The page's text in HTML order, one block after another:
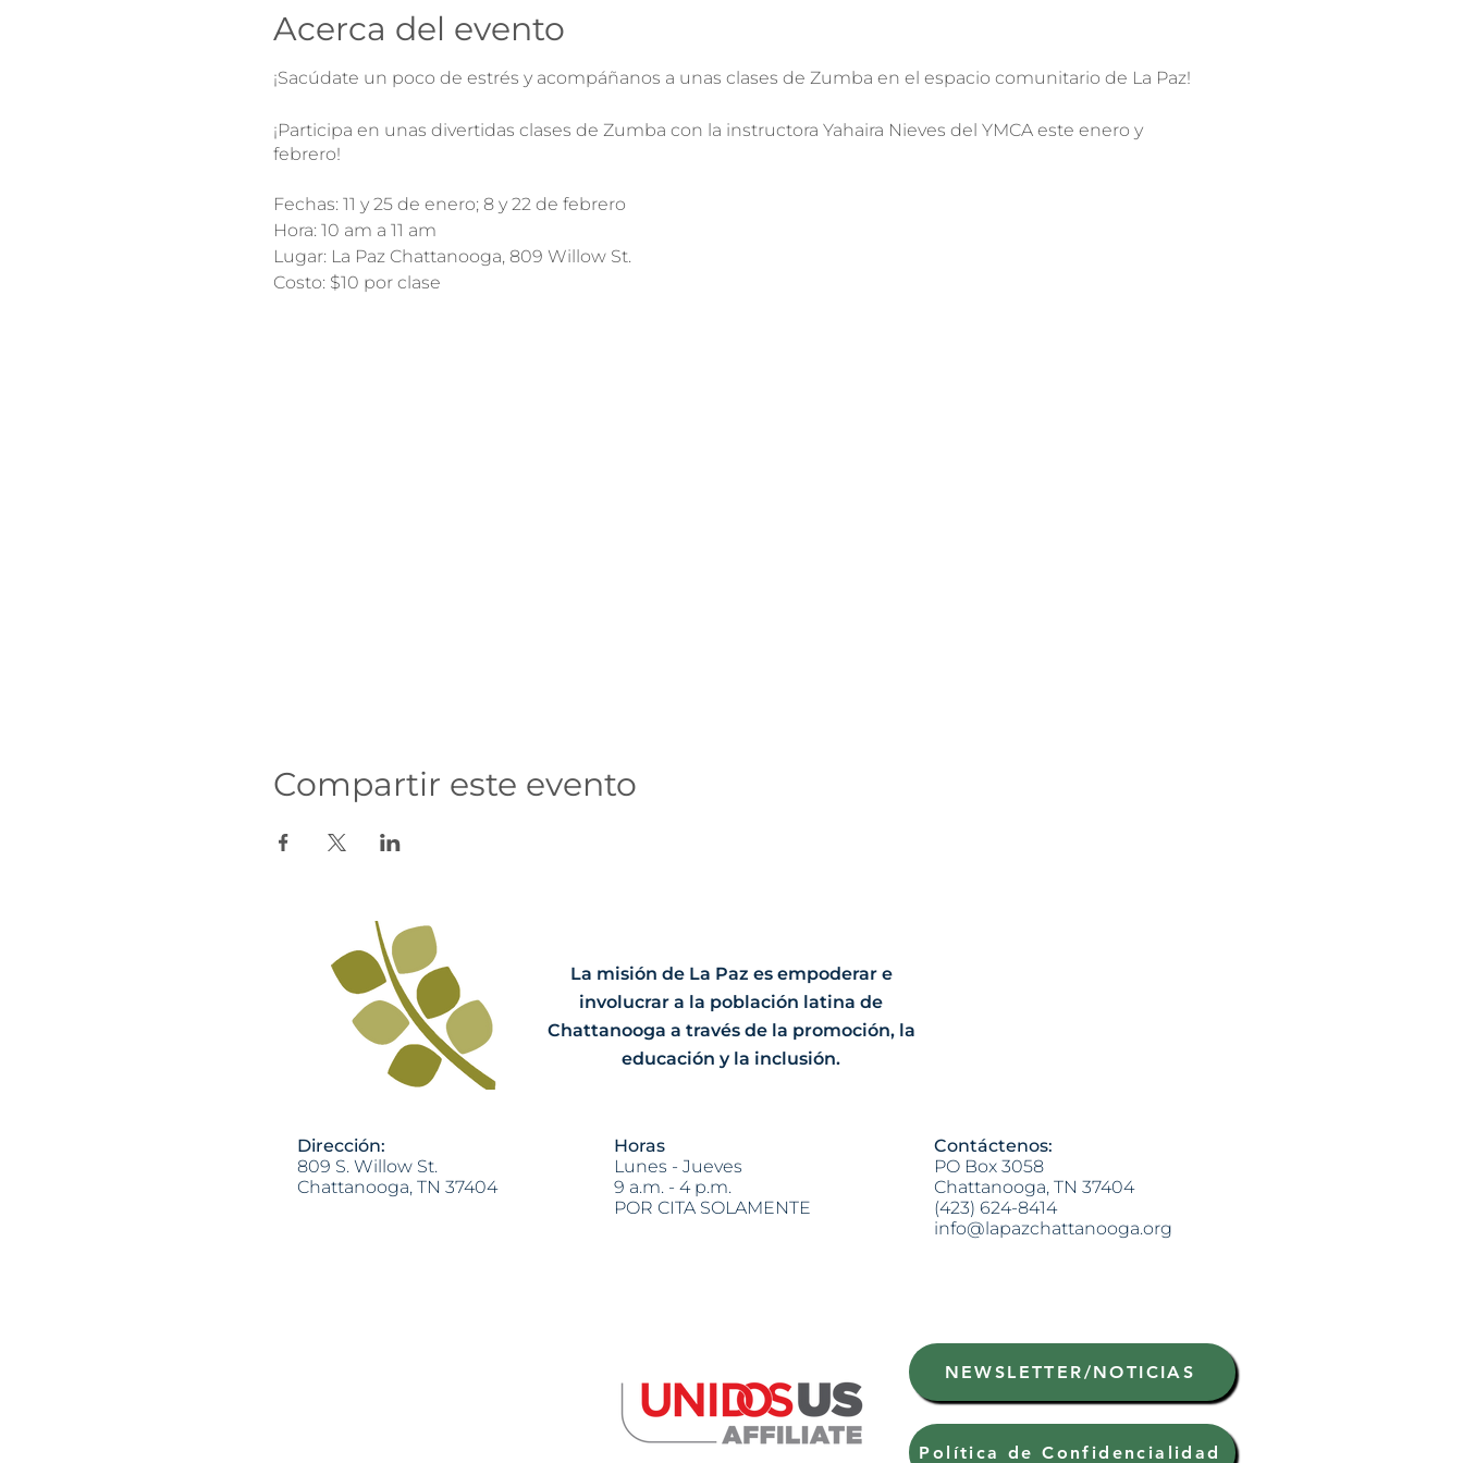
Acerca del evento
¡Sacúdate un poco de estrés y acompáñanos a unas clases de Zumba en el espacio comunitario de La Paz!
¡Participa en unas divertidas clases de Zumba con la instructora Yahaira Nieves del YMCA este enero y
febrero!
Fechas: 11 y 25 de enero; 8 y 22 de febrero
Hora: 10 am a 11 am
Lugar: La Paz Chattanooga, 809 Willow St.
Costo: $10 por clase
Compartir este evento
La misión de La Paz es empoderar e
involucrar a la población latina de
Chattanooga a través de la promoción, la
educación y la inclusión.
Dirección:
809 S. Willow St.
Chattanooga, TN 37404
Horas
Lunes - Jueves
9 a.m. - 4 p.m.
POR CITA SOLAMENTE
Contáctenos:
PO Box 3058
Chattanooga, TN 37404
(423) 624-8414
info@lapazchattanooga.org
NEWSLETTER/NOTICIAS
Política de Confidencialidad